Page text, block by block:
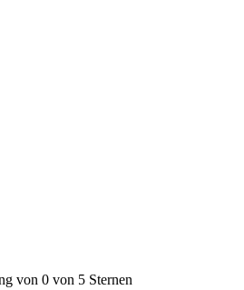
von 0 von 5 Sternen